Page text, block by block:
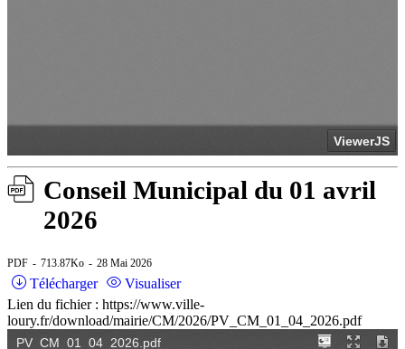
Conseil Municipal du 01 avril
2026
PDF 713.87Ko 28 Mai 2026
Télécharger
Visualiser
Lien du fichier : https://www.ville-
loury.fr/download/mairie/CM/2026/PV_CM_01_04_2026.pdf